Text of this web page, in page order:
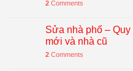
2 Comments
Sửa nhà phố –
mới và nhà cũ
2 Comments